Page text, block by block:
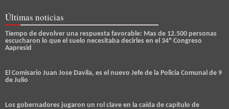
Últimas noticias
Tiempo de devolver una respuesta favorable: Mas de 12.500 personas
escucharon lo que el suelo necesitaba decirles en el 34º Congreso
Aapresid
El Comisario Juan Jose Davila, es el nuevo Jefe de la Policia Comunal de 9
de Julio
Los gobernadores jugaron un rol clave en la caída de capítulo de